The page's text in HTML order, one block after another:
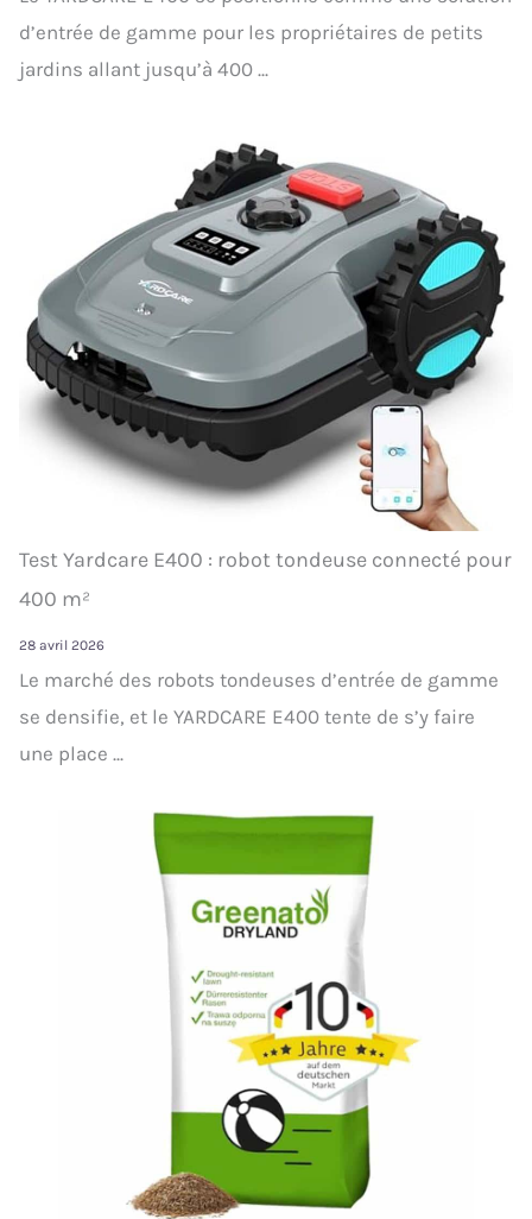
d’entrée de gamme pour les propriétaires de petits
jardins allant jusqu’à 400 ...
Test Yardcare E400 : robot tondeuse connecté pour
400 m²
28 avril 2026
Le marché des robots tondeuses d’entrée de gamme
se densifie, et le YARDCARE E400 tente de s’y faire
une place ...